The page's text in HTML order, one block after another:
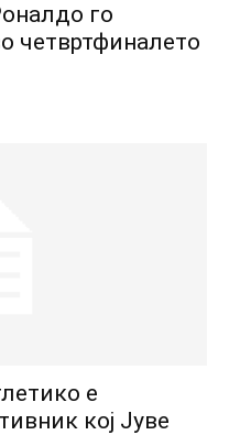
го
четвртфиналето
е
кој Јуве